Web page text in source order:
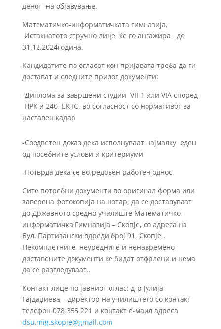
денот на објавување.
Математичко-информатичката гимназија,
Истакнатoто стручно лице ќе го ангажира до
31.12.2024година.
Кандидатите по огласот кон пријавата треба да ги
достават и следните прилог документи:
-Диплома за завршени студии VII-1 или VIA според
НРК и 240 ЕКТС, во согласност со нормативот за
наставен кадар
-Соодветен доказ дека исполнуваат најмалку еден
од посебните услови и критериуми
-Потврда дека се во редовен работен однос
Сите потребни документи во оригинал форма или
заверена фотокопија на нотар, да се доставуваат
до Државното средно училиште Математичко-
информатичка Гимназија – Скопје, со адреса на
Бул. Партизански одреди број 91, Скопје .
Некомплетните, неуредните и ненавремено
доставените документи ќе бидат отфрлени и нема
да се разгледуваат..
Контакт лице по јавниот оглас: д-р Јулија
Гајдаџиева – директор на училиштетосо контакт
телефон 078 355 221 и контакт е-маил адреса
dsu.mig.skopje@gmail.com